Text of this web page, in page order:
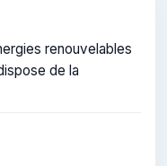
renouvelables
de la